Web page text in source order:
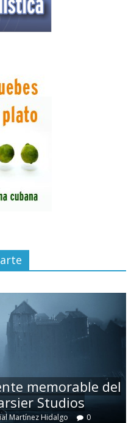
memorable del
Studios
Martínez Hidalgo 0